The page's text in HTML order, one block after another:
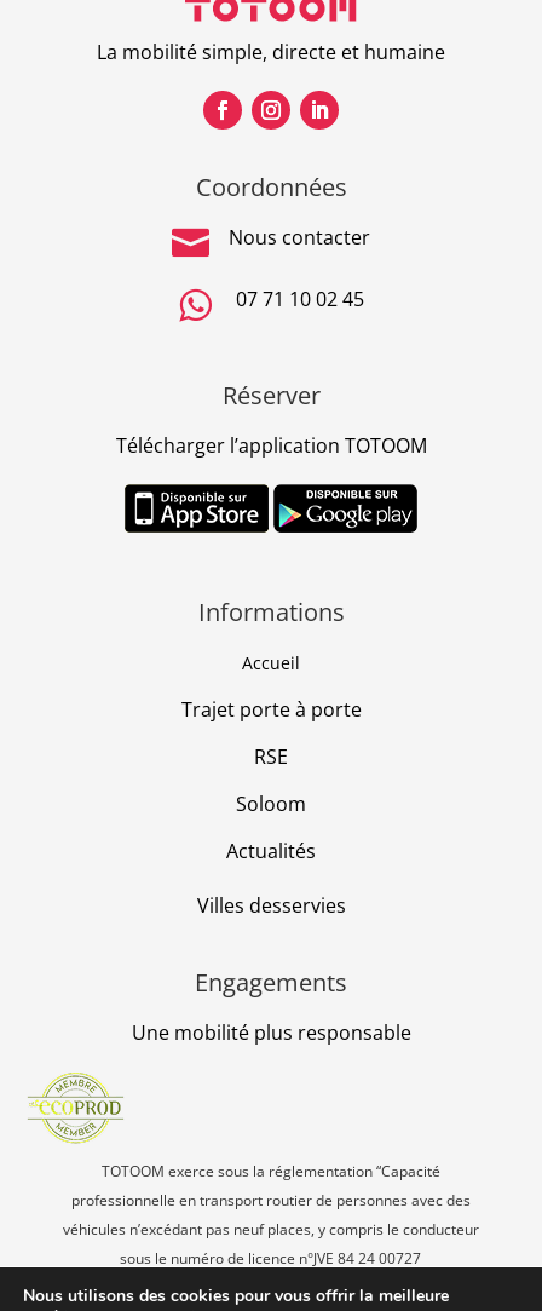
La mobilité simple, directe et humaine
Coordonnées
 Nous contacter
 07 71 10 02 45
Réserver
Télécharger l’application TOTOOM
Informations
Accueil
Trajet porte à porte
RSE
Soloom
Actualités
Villes desservies
Engagements
Une mobilité plus responsable
TOTOOM exerce sous la réglementation “Capacité
professionnelle en transport routier de personnes avec des
véhicules n’excédant pas neuf places, y compris le conducteur
sous le numéro de licence n°JVE 84 24 00727
SAS TOTOOM – ETS Secondaire 547 quai des Moulins, 34200
Nous utilisons des cookies pour vous offrir la meilleure